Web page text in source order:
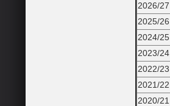
2026/27
2025/26
2024/25
2023/24
2022/23
2021/22
2020/21